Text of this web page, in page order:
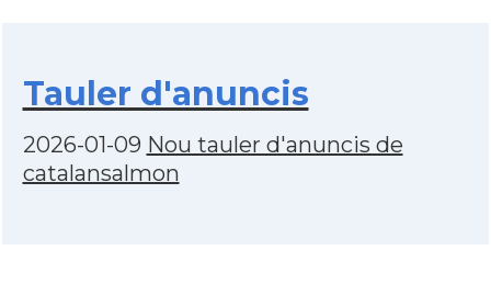
Tauler d'anuncis
2026-01-09 Nou tauler d'anuncis de
catalansalmon